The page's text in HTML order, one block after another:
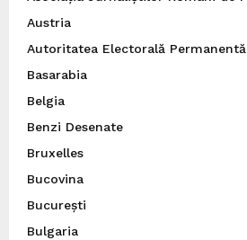
Austria
Autoritatea Electorală Permanentă
Basarabia
Belgia
Benzi Desenate
Bruxelles
Bucovina
București
Bulgaria